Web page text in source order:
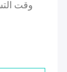
وقت